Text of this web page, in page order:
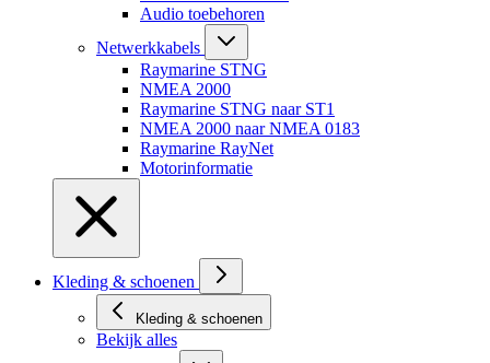
Audio toebehoren
Netwerkkabels
Raymarine STNG
NMEA 2000
Raymarine STNG naar ST1
NMEA 2000 naar NMEA 0183
Raymarine RayNet
Motorinformatie
Kleding & schoenen
Kleding & schoenen
Bekijk alles